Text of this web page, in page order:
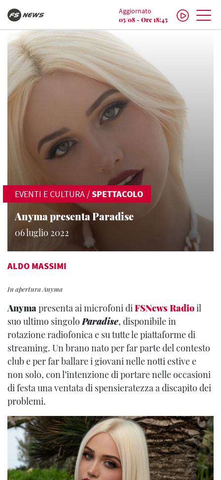
Aggiornato
05/08 - Ore 18:45
EVENTI E CULTURA /SPETTACOLO
Anyma presenta Paradise
06 luglio 2022
ALDO MASSIMI
In apertura Anyma
Anymapresenta ai microfoni diFSNews Radioil
suo ultimo singoloParadise, disponibile in
rotazione radiofonica e su tutte le piattaforme di
streaming. Un brano nato per far parte del contesto
club e per far ballare i giovani nelle notti estive e
non solo, con l’intenzione di portare nelle occasioni
di festa una ventata di spensieratezza a discapito dei
problemi.